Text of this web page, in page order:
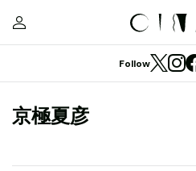
Follow
京極夏彦